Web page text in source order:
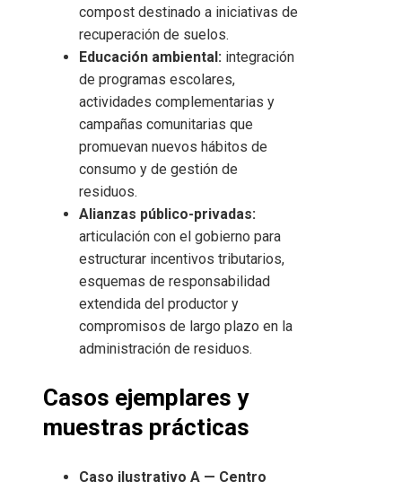
compost destinado a iniciativas de
recuperación de suelos.
Educación ambiental: integración
de programas escolares,
actividades complementarias y
campañas comunitarias que
promuevan nuevos hábitos de
consumo y de gestión de
residuos.
Alianzas público-privadas:
articulación con el gobierno para
estructurar incentivos tributarios,
esquemas de responsabilidad
extendida del productor y
compromisos de largo plazo en la
administración de residuos.
Casos ejemplares y
muestras prácticas
Caso ilustrativo A — Centro